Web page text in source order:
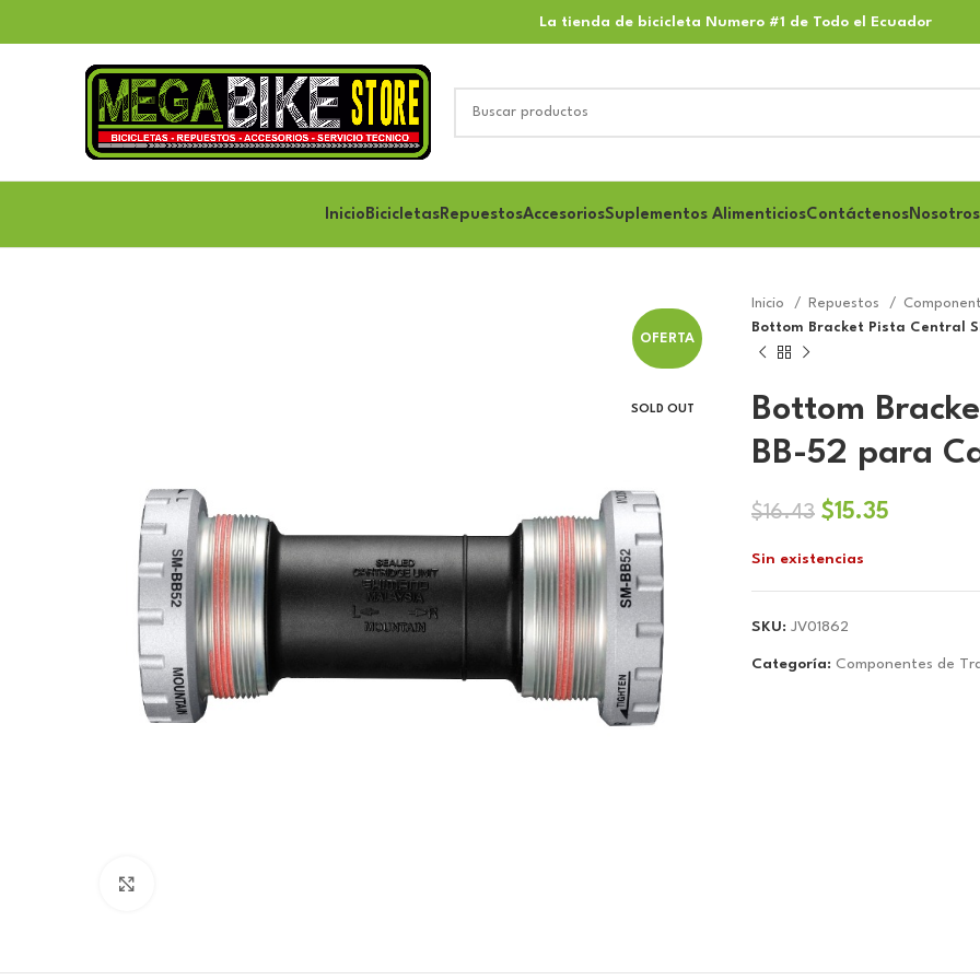
La tienda de bicicleta Numero #1 de Todo el Ecuador
Inicio BicicletasRepuestosAccesoriosSuplementos AlimenticiosContáctenos
OFERTA
SOLD OUT
Inicio Repuestos
Bottom Bracket Pista Central
Bottom
BB-52 para
$16.43 El
original
$16.43.
$15.35
Sin existencias
SKU: JV01862
Categoría: Componentes de